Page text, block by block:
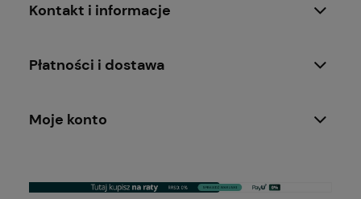
Kontakt i informacje
Płatności i dostawa
Moje konto